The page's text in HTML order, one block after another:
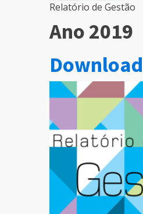
Relatório de Gestão
Ano 2019
Download